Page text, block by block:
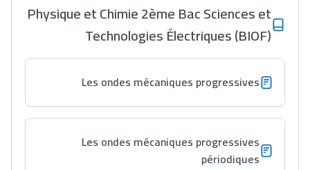
Physique et Chimie 2ème Bac Sciences et
Technologies Électriques (BIOF)
Les ondes mécaniques progressives
Les ondes mécaniques progressives
périodiques